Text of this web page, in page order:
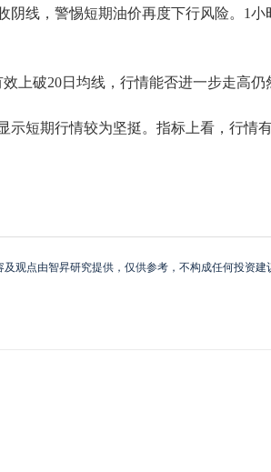
线，警惕短期油价再度下行风险。1
上破20日均线，行情能否进一步走高
短期行情较为坚挺。指标上看，行情
观点由智昇研究提供，仅供参考，不构成任何投资建